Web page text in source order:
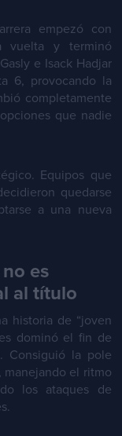
empezó con
vuelta y terminó
e Isack Hadjar
6, provocando la
completamente
que nadie
Equipos que
quedarse
a una nueva
es
al título
historia de “joven
dominó el fin de
Consiguió la pole
manejando el ritmo
los ataques de